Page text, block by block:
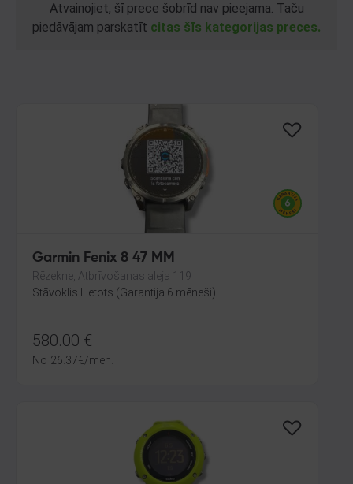
Atvainojiet, šī prece šobrīd nav pieejama. Taču
piedāvājam parskatīt citas šīs kategorijas preces.
Garmin Fenix 8 47 MM
Rēzekne, Atbrīvošanas aleja 119
Stāvoklis Lietots (Garantija 6 mēneši)
580.00 €
No 26.37€/mēn.